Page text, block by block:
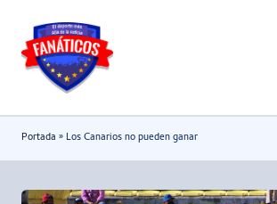
Saltar
contenido
F
n
a
t
Noticias
deportivas
-
Mundial
2026
Portada » Los Canarios no pueden ganar